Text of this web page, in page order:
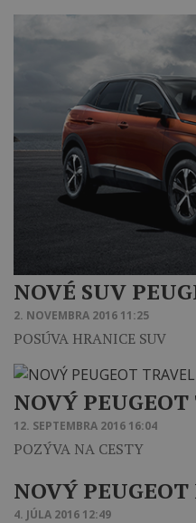
NOVÉ SUV
2. NOVEMBRA 2016 11:25
POSÚVA HRANICE SUV
NOVÝ
12. SEPTEMBRA 2016 16:04
POZÝVA NA CESTY
NOVÝ PEUGEOT
4. JÚLA 2016 12:49